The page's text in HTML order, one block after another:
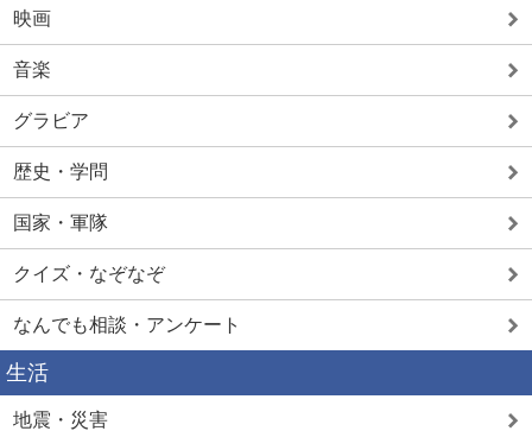
映画
音楽
グラビア
歴史・学問
国家・軍隊
クイズ・なぞなぞ
なんでも相談・アンケート
生活
地震・災害